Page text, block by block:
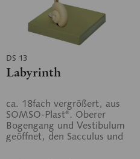
DS 13
Labyrinth
ca. 18fach vergrößert, aus
SOMSO-Plast®. Oberer
Bogengang und Vestibulum
geöffnet, den Sacculus und